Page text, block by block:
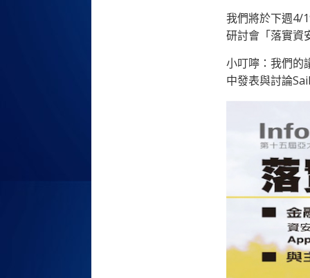
我們將於下週4/
研討會「落實資
小叮嚀：我們的
中發表與討論